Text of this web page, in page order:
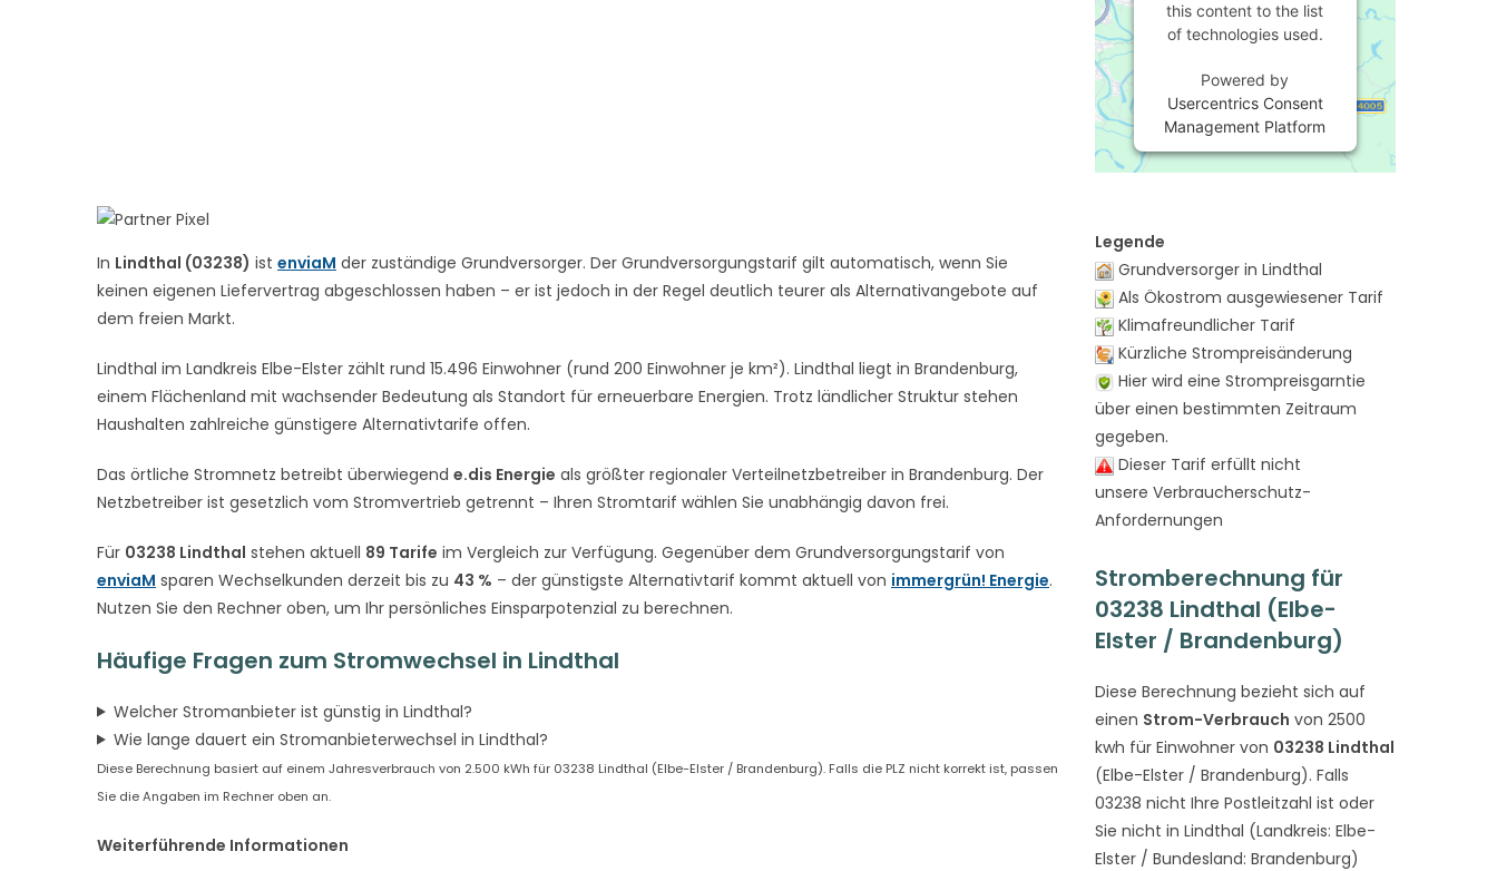
In Lindthal (03238) ist enviaM der zuständige Grundversorger. Der Grundversorgungstarif gilt automatisch, wenn Sie
keinen eigenen Liefervertrag abgeschlossen haben – er ist jedoch in der Regel deutlich teurer als Alternativangebote auf
dem freien Markt.
Lindthal im Landkreis Elbe-Elster zählt rund 15.496 Einwohner (rund 200 Einwohner je km²). Lindthal liegt in Brandenburg,
einem Flächenland mit wachsender Bedeutung als Standort für erneuerbare Energien. Trotz ländlicher Struktur stehen
Haushalten zahlreiche günstigere Alternativtarife offen.
Das örtliche Stromnetz betreibt überwiegend e.dis Energie als größter regionaler Verteilnetzbetreiber in Brandenburg. Der
Netzbetreiber ist gesetzlich vom Stromvertrieb getrennt – Ihren Stromtarif wählen Sie unabhängig davon frei.
Für 03238 Lindthal stehen aktuell 89 Tarife im Vergleich zur Verfügung. Gegenüber dem Grundversorgungstarif von
enviaM sparen Wechselkunden derzeit bis zu 43 % – der günstigste Alternativtarif kommt aktuell von immergrün! Energie.
Nutzen Sie den Rechner oben, um Ihr persönliches Einsparpotenzial zu berechnen.
Häufige Fragen zum Stromwechsel in Lindthal
Welcher Stromanbieter ist günstig in Lindthal?
Wie lange dauert ein Stromanbieterwechsel in Lindthal?
Diese Berechnung basiert auf einem Jahresverbrauch von 2.500 kWh für 03238 Lindthal (Elbe-Elster / Brandenburg). Falls die PLZ nicht korrekt ist, passen
Sie die Angaben im Rechner oben an.
Weiterführende Informationen
this content to the list
of technologies used.
Powered by
Usercentrics Consent
Management Platform
Legende
Grundversorger in Lindthal
Als Ökostrom ausgewiesener Tarif
Klimafreundlicher Tarif
Kürzliche Strompreisänderung
Hier wird eine Strompreisgarntie
über einen bestimmten Zeitraum
gegeben.
Dieser Tarif erfüllt nicht
unsere Verbraucherschutz-
Anfordernungen
Stromberechnung für
03238 Lindthal (Elbe-
Elster / Brandenburg)
Diese Berechnung bezieht sich auf
einen Strom-Verbrauch von 2500
kwh für Einwohner von 03238 Lindthal
(Elbe-Elster / Brandenburg). Falls
03238 nicht Ihre Postleitzahl ist oder
Sie nicht in Lindthal (Landkreis: Elbe-
Elster / Bundesland: Brandenburg)